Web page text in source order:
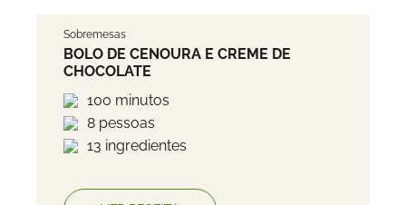
Sobremesas
BOLO DE CENOURA E CREME DE
CHOCOLATE
100 minutos
8 pessoas
13 ingredientes